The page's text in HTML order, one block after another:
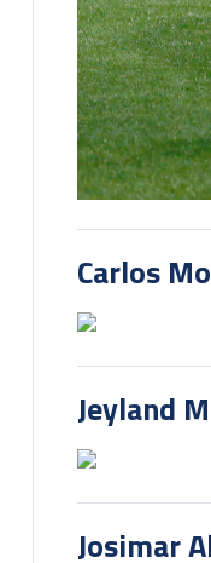
Carlos
Jeyland
Josimar